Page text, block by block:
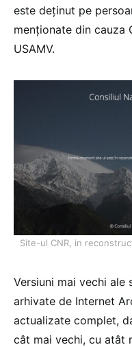
este deținut pe
menționate din cauza
USAMV.
Site-ul CNR, in
Versiuni mai vechi ale
arhivate de Internet
actualizate complet,
cât mai vechi, cu atât